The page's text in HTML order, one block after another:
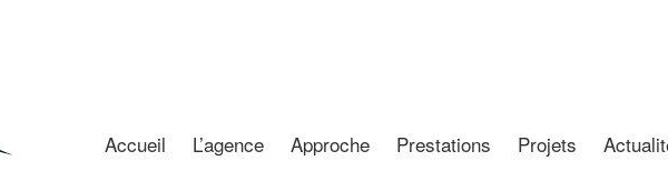
Accueil L’agence Approche Prestations Projets